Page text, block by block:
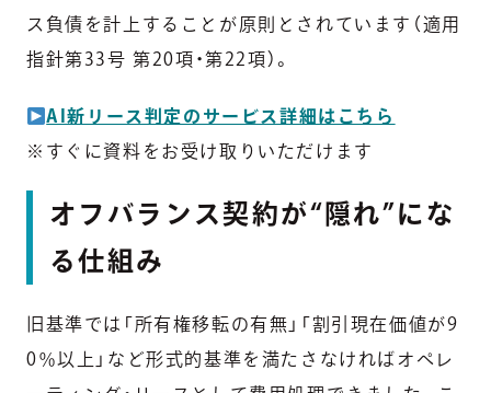
ス負債を計上することが原則とされています（適用
指針第33号 第20項・第22項）。
AI新リース判定のサービス詳細はこちら
※すぐに資料をお受け取りいただけます
オフバランス契約が“隠れ”にな
る仕組み
旧基準では「所有権移転の有無」「割引現在価値が9
0％以上」など形式的基準を満たさなければオペレ